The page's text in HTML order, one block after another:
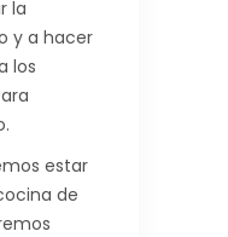
la
y a hacer
los
estar
de